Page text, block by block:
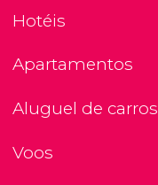
Hotéis
Apartamentos
Aluguel de carros
Voos